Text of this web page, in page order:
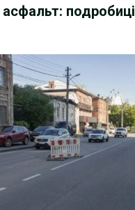
подробиці